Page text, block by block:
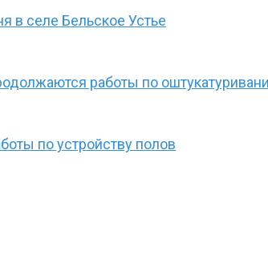
в селе Бельское Устье
работы по
по устройству полов